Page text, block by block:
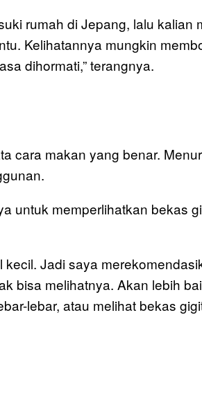
rumah di Jepang, lalu kalian
Kelihatannya mungkin
dihormati,” terangnya.
cara makan yang benar.
untuk memperlihatkan bekas
Jadi saya
bisa melihatnya. Akan lebih
lebar, atau melihat bekas